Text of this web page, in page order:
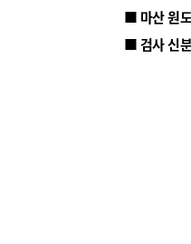
■ 마산 원